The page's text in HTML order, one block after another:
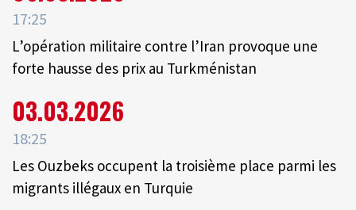
17:25
L’opération militaire contre l’Iran provoque une
forte hausse des prix au Turkménistan
03.03.2026
18:25
Les Ouzbeks occupent la troisième place parmi les
migrants illégaux en Turquie